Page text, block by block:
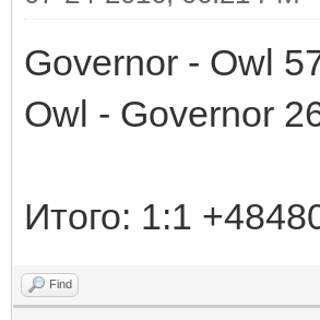
Governor - Owl
Owl - Governor
Итого: 1:1
Find